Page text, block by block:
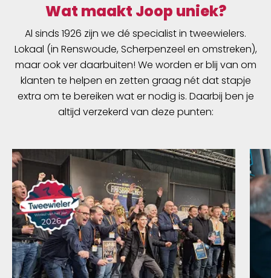
cmZitbotafstand groter dan 12 cm &gt;&gt;
Zadelbreedte 21Bij een gewicht van boven de
120 kg &gt;&gt; Zadelbreedte 24
cmVerkrijgbaar in ZADELBREEDTES 18, 21 &amp;
24 cm.SPECIFICATIES SQLAB 621 ERGOLUX
ACTIVE 2.0TOEPASSINGSGEBIED:
STAD/COMFORTLENGTE: 277 mmHARDHEID IN
SQ-SHORE: 45DRUKVERLICHTING GEVOELIGE
PADDING: COMFOAMMAX. GEWICHT: 130
kgGESLACHT: UNISEX. Door het opmeten van
de afstand tussen de zitbotten en het
zadelconcept met de hogere achterkant en
een lagere voorkant, is het niet nodig om
onderscheid te maken tussen mannen en
vrouwen.ZADELBREEDTES SQLAB 621 ERGOLUX
ACTIVE 2.018 cm: 632 g21 cm: 648 g24 cm: 665
g
Wat maakt Joop uniek?
Al sinds 1926 zijn we dé specialist in tweewielers.
Lokaal (in Renswoude, Scherpenzeel en omstreken),
maar ook ver daarbuiten! We worden er blij van om
klanten te helpen en zetten graag nét dat stapje
extra om te bereiken wat er nodig is. Daarbij ben je
altijd verzekerd van deze punten: